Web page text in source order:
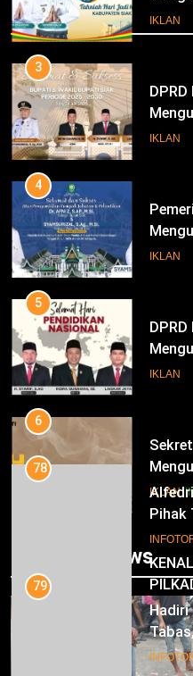
Iklan
26
IKLAN
3
IKLAN
4
IKLAN
5
IKLAN
6
IKLAN
IKLAN
Trending News
78
Pihak
2024
79
Hadiri